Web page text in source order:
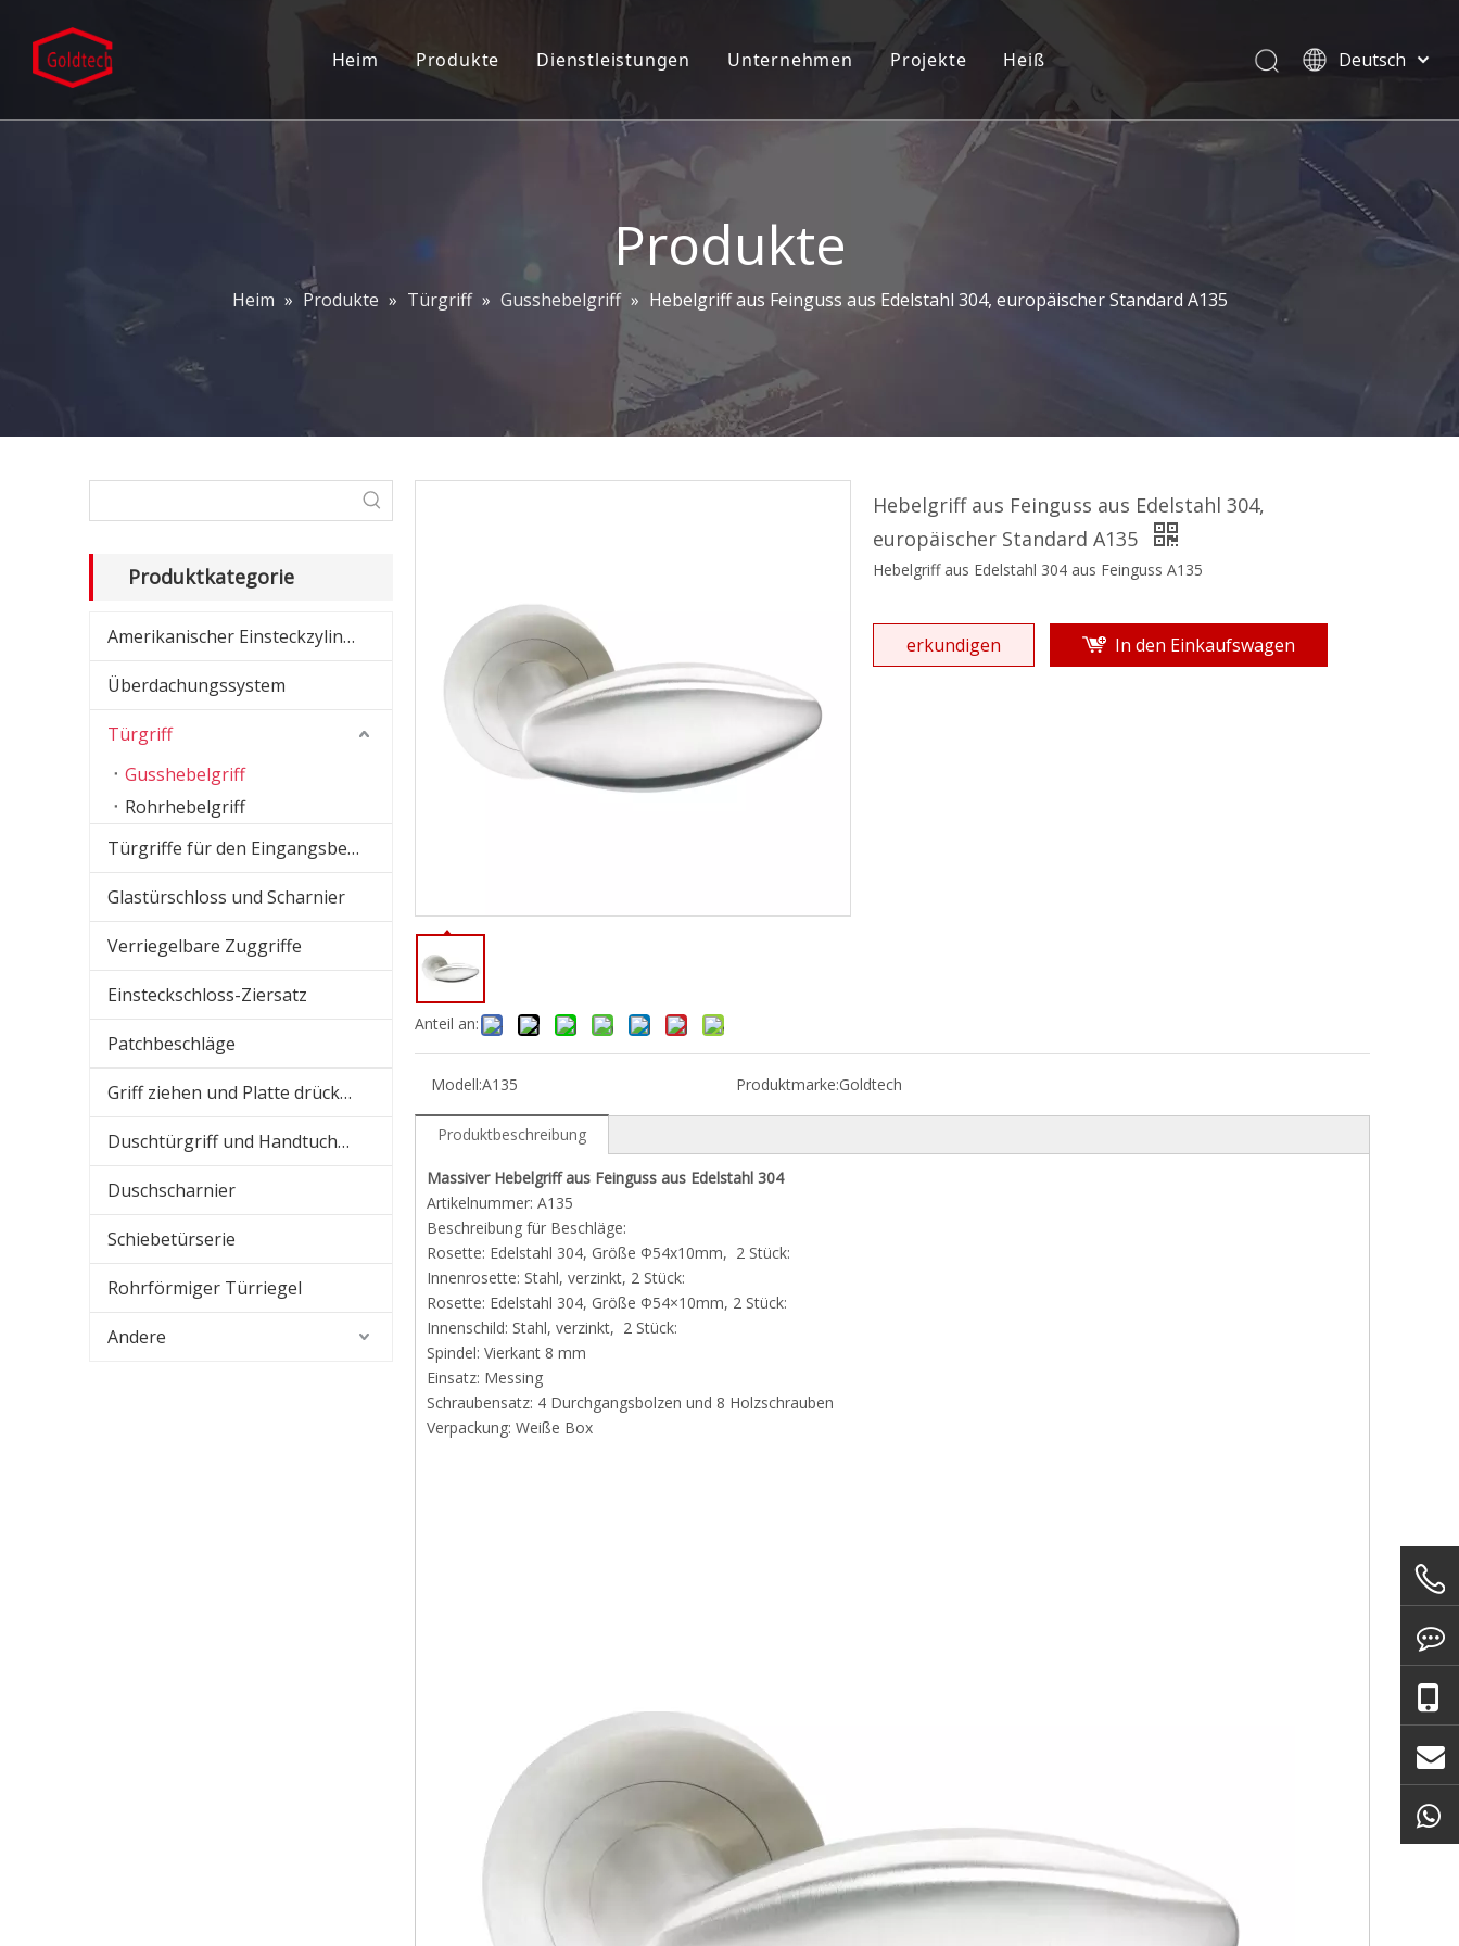
Heim Produkte
Eingangsgriffe
Griff ziehen und Platte drücken
Amerikanischer Einsteckzylinder
Überdachungssystem
Glastür-Schließsystem
Abschließbare Zuggriffe
Dienstleistungen Unternehmen
Kontaktiere uns
Projekte Heiß
Deutsch
العربية
Español
Português
Produkte
Heim » Produkte » Türgriff » Gusshebelgriff » Hebelgriff aus Feinguss aus Edelstahl 304, europäischer Standard A135
Produktkategorie
Amerikanischer Einsteckzylinder
Überdachungssystem
Türgriff
Gusshebelgriff
Rohrhebelgriff
Türgriffe für den Eingangsbereich
Glastürschloss und Scharnier
Verriegelbare Zuggriffe
Einsteckschloss-Ziersatz
Patchbeschläge
Griff ziehen und Platte drücken
Duschtürgriff und Handtuchhalter
Duschscharnier
Schiebetürserie
Rohrförmiger Türriegel
Andere
Anteil an:
Hebelgriff aus Feinguss aus Edelstahl 304,
europäischer Standard A135
Hebelgriff aus Edelstahl 304 aus Feinguss A135
erkundigen In den Einkaufswagen
Modell:A135 Produktmarke:Goldtech
Produktbeschreibung
Massiver Hebelgriff aus Feinguss aus Edelstahl 304
Artikelnummer: A135
Beschreibung für Beschläge:
Rosette: Edelstahl 304, Größe Ф54x10mm, 2 Stück:
Innenrosette: Stahl, verzinkt, 2 Stück:
Rosette: Edelstahl 304, Größe Ф54×10mm, 2 Stück:
Innenschild: Stahl, verzinkt, 2 Stück:
Spindel: Vierkant 8 mm
Einsatz: Messing
Schraubensatz: 4 Durchgangsbolzen und 8 Holzschrauben
Verpackung: Weiße Box